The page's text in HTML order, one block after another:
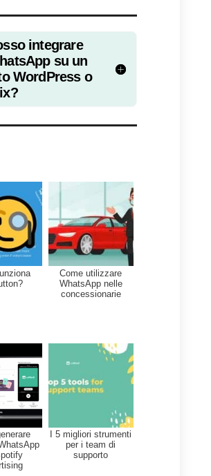
illustrato qui 3 modi in
possibile iniziare ad
WhatsApp per
con i vostri clienti
alle tradizionali email o
di telefono, dare la
ai nostri clienti di
attraverso questo
clientela
, sia online che
oggi a utilizzare WhatsApp
con i tuoi clienti